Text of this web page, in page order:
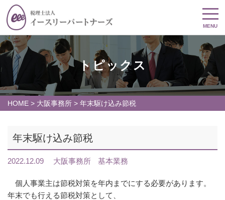
MENU
トピックス
HOME > 大阪事務所 > 年末駆け込み節税
年末駆け込み節税
2022.12.09 大阪事務所 基本業務
個人事業主は節税対策を年内までにする必要があります。
年末でも行える節税対策として、